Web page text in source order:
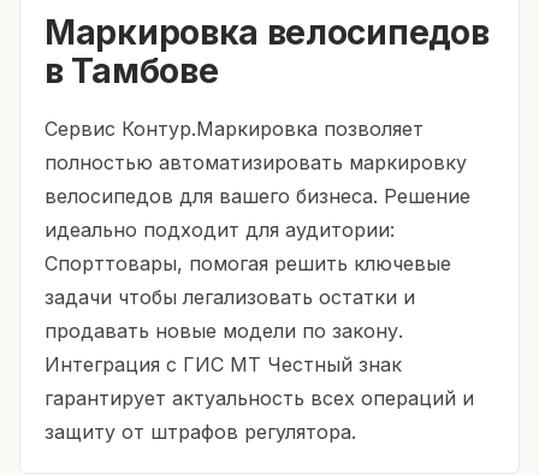
Маркировка велосипедов
в Тамбове
Сервис Контур.Маркировка позволяет
полностью автоматизировать маркировку
велосипедов для вашего бизнеса. Решение
идеально подходит для аудитории:
Спорттовары, помогая решить ключевые
задачи чтобы легализовать остатки и
продавать новые модели по закону.
Интеграция с ГИС МТ Честный знак
гарантирует актуальность всех операций и
защиту от штрафов регулятора.